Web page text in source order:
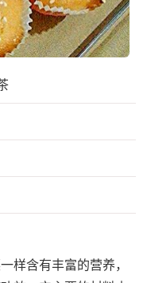
样含有丰富的营养，